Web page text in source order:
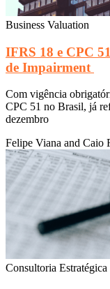
Business Valuation
IFRS 18 e CPC
de Impairment
Com vigência
CPC 51 no Brasil, já
dezembro
Felipe Viana and Caio
Consultoria Estratégica